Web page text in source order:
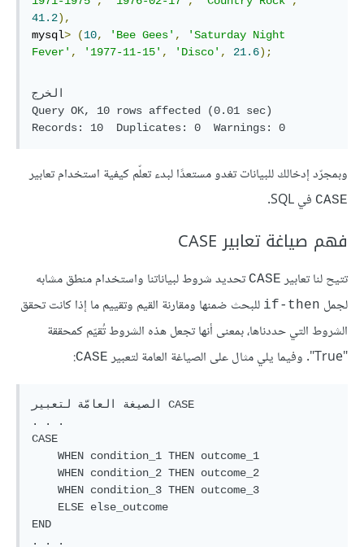
41.2),
mysql> (10, 'Bee Gees' ,
'Saturday Night
Fever' , '1977-11-15' , 'Disco' , 21.6);
الخرج
Query OK, 10 rows affected (0.01 sec)
وبمجرّد إدخالك للبيانات تغدو مستعدًا لبدء تعلّم كيفية استخدام تعابير
CASE في SQL.
فهم صياغة تعابير CASE
تتيح لنا تعابير CASE تحديد شروط لبياناتنا واستخدام منطق مشابه
لجمل if-then للبحث ضمنها ومقارنة القيم وتقييم ما إذا كانت تحقق
الشروط التي حددناها، بمعنى أنها تجعل هذه الشروط تُقيّم كمحققة
"True". وفيما يلي مثال على الصياغة العامة لتعبير
CASE
:
الصيغة العامّة لتعبير CASE
. . .
CASE
END